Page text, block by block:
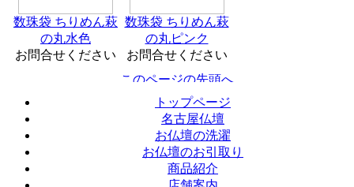
数珠袋 ちりめん萩
の丸水色
お問合せください
数珠袋 ちりめん萩
の丸ピンク
お問合せください
トップページ
名古屋仏壇
お仏壇の洗濯
お仏壇のお引取り
商品紹介